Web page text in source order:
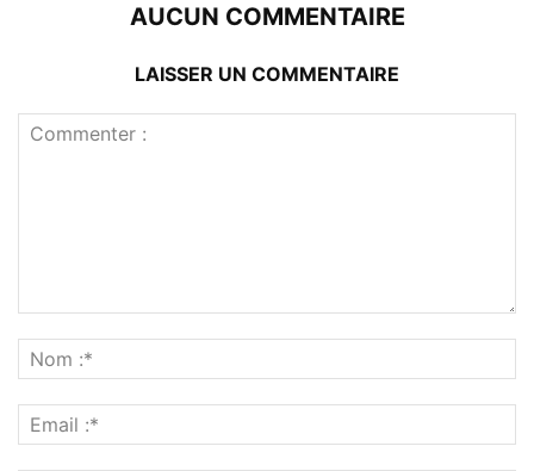
AUCUN COMMENTAIRE
LAISSER UN COMMENTAIRE